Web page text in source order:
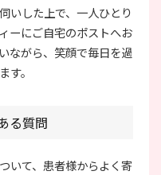
いした上で、一人ひとり
ーにご自宅のポストへお
ながら、笑顔で毎日を過
す。
る質問
いて、患者様からよく寄